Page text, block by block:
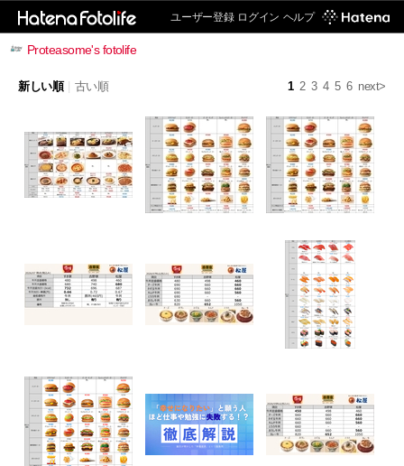
ユーザー登録 ログイン ヘルプ
Proteasome's fotolife
1 2 3 4 5 6 next>
新しい順 古い順